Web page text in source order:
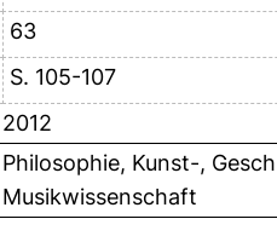
63
S. 105-107
2012
Philosophie, Kunst-,
Musikwissenschaft